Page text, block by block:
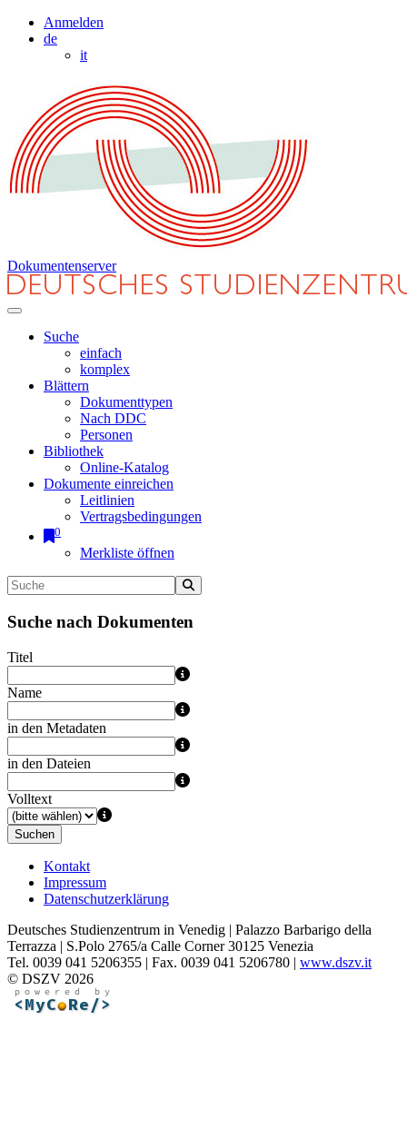
Anmelden
de
it
Dokumentenserver
Suche
einfach
komplex
Blättern
Dokumenttypen
Nach DDC
Personen
Bibliothek
Online-Katalog
Dokumente einreichen
Leitlinien
Vertragsbedingungen
0
Merkliste öffnen
Suche nach Dokumenten
Titel
Name
in den Metadaten
in den Dateien
Volltext
Suchen
Kontakt
Impressum
Datenschutzerklärung
Deutsches Studienzentrum in Venedig | Palazzo Barbarigo della
Terrazza | S.Polo 2765/a Calle Corner 30125 Venezia
Tel. 0039 041 5206355 | Fax. 0039 041 5206780 | www.dszv.it
© DSZV 2026